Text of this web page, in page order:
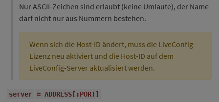
Nur ASCII-Zeichen sind erlaubt (keine Umlaute), der Name
darf nicht nur aus Nummern bestehen.
Wenn sich die Host-ID ändert, muss die LiveConfig-
Lizenz neu aktiviert und die Host-ID auf dem
LiveConfig-Server aktualisiert werden.
server = ADDRESS[:PORT]